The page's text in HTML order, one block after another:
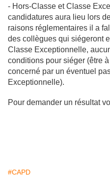
- Hors-Classe et Classe
candidatures aura lieu lors
raisons réglementaires il a
des collègues qui siégeront
Classe Exceptionnelle,
conditions pour siéger (être
concerné par un éventuel
Exceptionnelle).
Pour demander un résultat
#CAPD